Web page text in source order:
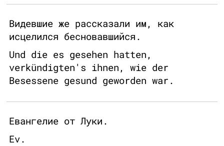
Видевшие же рассказали им, как
исцелился бесновавшийся.
Und die es gesehen hatten,
verkündigten's ihnen, wie der
Besessene gesund geworden war.
Евангелие от Луки.
Ev.